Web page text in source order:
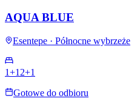
AQUA BLUE
Esentepe · Północne wybrzeże
1+1 2+1
Gotowe do odbioru